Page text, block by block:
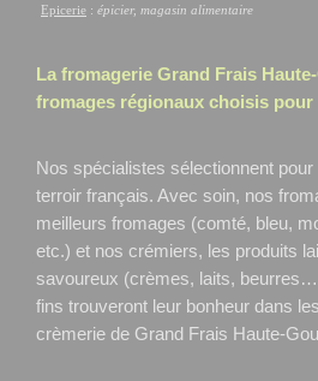
Epicerie : épicier, magasin alimentaire
La fromagerie Grand Frais
fromages régionaux choisis pour
Nos spécialistes sélectionnent
terroir français. Avec soin, nos
meilleurs fromages (comté, bleu,
etc.) et nos crémiers, les produits
savoureux (crèmes, laits,
fins trouveront leur bonheur dans
crèmerie de Grand Frais Haute-